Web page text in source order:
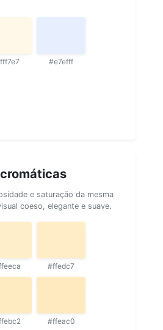
#e7efff
e saturação da mesma
coeso, elegante e suave.
#ffedc7
#ffeac0